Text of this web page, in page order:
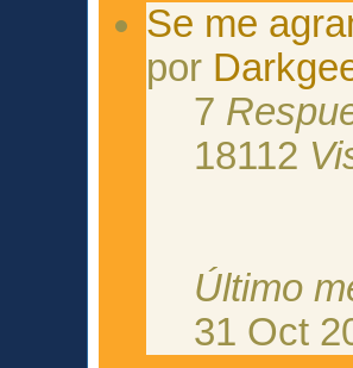
Se me
por
7
18112
Último
31 Oct